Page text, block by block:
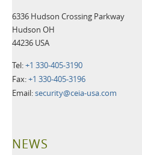
6336 Hudson Crossing Parkway
Hudson OH
44236 USA
Tel:+1 330-405-3190
Fax:+1 330-405-3196
Email:security@ceia-usa.com
NEWS